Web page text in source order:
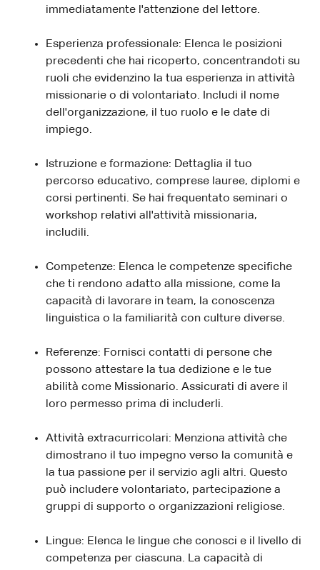
immediatamente l'attenzione del lettore.
Esperienza professionale: Elenca le posizioni
precedenti che hai ricoperto, concentrandoti su
ruoli che evidenzino la tua esperienza in attività
missionarie o di volontariato. Includi il nome
dell'organizzazione, il tuo ruolo e le date di
impiego.
Istruzione e formazione: Dettaglia il tuo
percorso educativo, comprese lauree, diplomi e
corsi pertinenti. Se hai frequentato seminari o
workshop relativi all'attività missionaria,
includili.
Competenze: Elenca le competenze specifiche
che ti rendono adatto alla missione, come la
capacità di lavorare in team, la conoscenza
linguistica o la familiarità con culture diverse.
Referenze: Fornisci contatti di persone che
possono attestare la tua dedizione e le tue
abilità come Missionario. Assicurati di avere il
loro permesso prima di includerli.
Attività extracurricolari: Menziona attività che
dimostrano il tuo impegno verso la comunità e
la tua passione per il servizio agli altri. Questo
può includere volontariato, partecipazione a
gruppi di supporto o organizzazioni religiose.
Lingue: Elenca le lingue che conosci e il livello di
competenza per ciascuna. La capacità di